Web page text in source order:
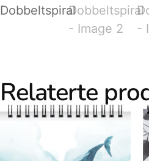
Relaterte